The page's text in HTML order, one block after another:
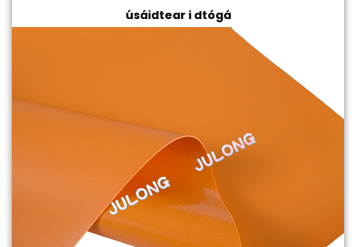
úsáidtear i dtógá